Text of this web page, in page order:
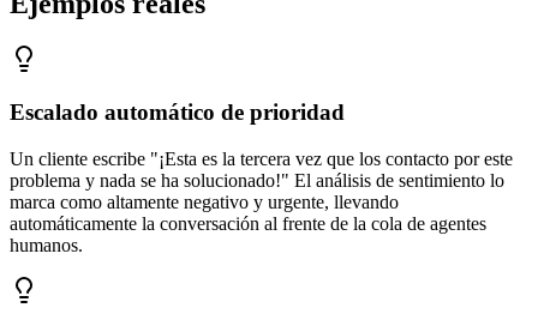
Escalado automático de prioridad
Un cliente escribe "¡Esta es la tercera vez que los contacto por este
problema y nada se ha solucionado!" El análisis de sentimiento lo
marca como altamente negativo y urgente, llevando
automáticamente la conversación al frente de la cola de agentes
humanos.